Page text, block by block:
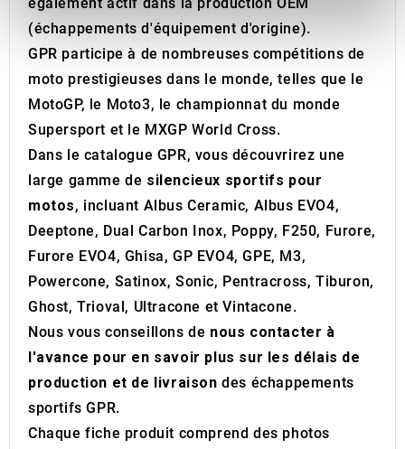
We use cookies to personalise content and ads, to
provide social media features and to analyse our traffic.
We also share information about your use of our site with
our social media, advertising and analytics partners who
may combine it with other information that you’ve
provided to them or that they’ve collected from your use
(échappements d'équipement d'origine).
GPR participe à de nombreuses compétitions de
moto prestigieuses dans le monde, telles que le
MotoGP, le Moto3, le championnat du monde
Supersport et le MXGP World Cross.
Dans le catalogue GPR, vous découvrirez une
large gamme de silencieux sportifs pour
motos, incluant Albus Ceramic, Albus EVO4,
Deeptone, Dual Carbon Inox, Poppy, F250, Furore,
Furore EVO4, Ghisa, GP EVO4, GPE, M3,
Powercone, Satinox, Sonic, Pentracross, Tiburon,
Ghost, Trioval, Ultracone et Vintacone.
Nous vous conseillons de nous contacter à
l'avance pour en savoir plus sur les délais de
production et de livraison des échappements
sportifs GPR.
Chaque fiche produit comprend des photos